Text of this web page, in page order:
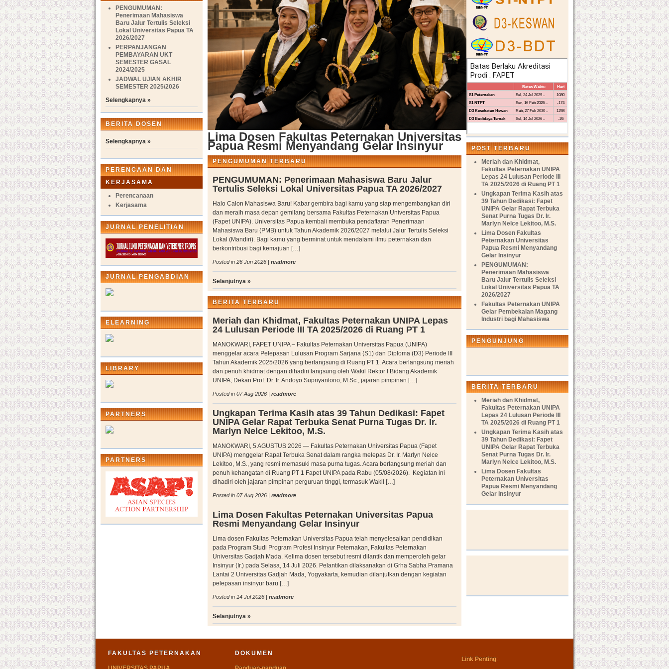
PENGUMUMAN:
Penerimaan Mahasiswa
Baru Jalur Tertulis Seleksi
Lokal Universitas Papua TA
2026/2027
PERPANJANGAN
PEMBAYARAN UKT
SEMESTER GASAL
2024/2025
JADWAL UJIAN AKHIR
SEMESTER 2025/2026
Selengkapnya »
BERITA DOSEN
Selengkapnya »
PERENCAAN DAN
KERJASAMA
Perencanaan
Kerjasama
JURNAL PENELITIAN
JURNAL PENGABDIAN
ELEARNING
LIBRARY
PARTNERS
PARTNERS
Lima Dosen Fakultas Peternakan Universitas
Papua Resmi Menyandang Gelar Insinyur
PENGUMUMAN TERBARU
PENGUMUMAN: Penerimaan Mahasiswa Baru Jalur
Tertulis Seleksi Lokal Universitas Papua TA 2026/2027
Halo Calon Mahasiswa Baru! Kabar gembira bagi kamu yang siap mengembangkan diri
dan meraih masa depan gemilang bersama Fakultas Peternakan Universitas Papua
(Fapet UNIPA). Universitas Papua kembali membuka pendaftaran Penerimaan
Mahasiswa Baru (PMB) untuk Tahun Akademik 2026/2027 melalui Jalur Tertulis Seleksi
Lokal (Mandiri). Bagi kamu yang berminat untuk mendalami ilmu peternakan dan
berkontribusi bagi kemajuan […]
Posted in 26 Jun 2026 | readmore
Selanjutnya »
BERITA TERBARU
Meriah dan Khidmat, Fakultas Peternakan UNIPA Lepas
24 Lulusan Periode III TA 2025/2026 di Ruang PT 1
MANOKWARI, FAPET UNIPA – Fakultas Peternakan Universitas Papua (UNIPA)
menggelar acara Pelepasan Lulusan Program Sarjana (S1) dan Diploma (D3) Periode III
Tahun Akademik 2025/2026 yang berlangsung di Ruang PT 1. Acara berlangsung meriah
dan penuh khidmat dengan dihadiri langsung oleh Wakil Rektor I Bidang Akademik
UNIPA, Dekan Prof. Dr. Ir. Andoyo Supriyantono, M.Sc., jajaran pimpinan […]
Posted in 07 Aug 2026 | readmore
Ungkapan Terima Kasih atas 39 Tahun Dedikasi: Fapet
UNIPA Gelar Rapat Terbuka Senat Purna Tugas Dr. Ir.
Marlyn Nelce Lekitoo, M.S.
MANOKWARI, 5 AGUSTUS 2026 — Fakultas Peternakan Universitas Papua (Fapet
UNIPA) menggelar Rapat Terbuka Senat dalam rangka melepas Dr. Ir. Marlyn Nelce
Lekitoo, M.S., yang resmi memasuki masa purna tugas. Acara berlangsung meriah dan
penuh kehangatan di Ruang PT 1 Fapet UNIPA pada Rabu (05/08/2026). Kegiatan ini
dihadiri oleh jajaran pimpinan perguruan tinggi, termasuk Wakil […]
Posted in 07 Aug 2026 | readmore
Lima Dosen Fakultas Peternakan Universitas Papua
Resmi Menyandang Gelar Insinyur
Lima dosen Fakultas Peternakan Universitas Papua telah menyelesaikan pendidikan
pada Program Studi Program Profesi Insinyur Peternakan, Fakultas Peternakan
Universitas Gadjah Mada. Kelima dosen tersebut resmi dilantik dan memperoleh gelar
Insinyur (Ir.) pada Selasa, 14 Juli 2026. Pelantikan dilaksanakan di Grha Sabha Pramana
Lantai 2 Universitas Gadjah Mada, Yogyakarta, kemudian dilanjutkan dengan kegiatan
pelepasan insinyur baru […]
Posted in 14 Jul 2026 | readmore
Selanjutnya »
POST TERBARU
Meriah dan Khidmat,
Fakultas Peternakan UNIPA
Lepas 24 Lulusan Periode III
TA 2025/2026 di Ruang PT 1
Ungkapan Terima Kasih atas
39 Tahun Dedikasi: Fapet
UNIPA Gelar Rapat Terbuka
Senat Purna Tugas Dr. Ir.
Marlyn Nelce Lekitoo, M.S.
Lima Dosen Fakultas
Peternakan Universitas
Papua Resmi Menyandang
Gelar Insinyur
PENGUMUMAN:
Penerimaan Mahasiswa
Baru Jalur Tertulis Seleksi
Lokal Universitas Papua TA
2026/2027
Fakultas Peternakan UNIPA
Gelar Pembekalan Magang
Industri bagi Mahasiswa
PENGUNJUNG
BERITA TERBARU
Meriah dan Khidmat,
Fakultas Peternakan UNIPA
Lepas 24 Lulusan Periode III
TA 2025/2026 di Ruang PT 1
Ungkapan Terima Kasih atas
39 Tahun Dedikasi: Fapet
UNIPA Gelar Rapat Terbuka
Senat Purna Tugas Dr. Ir.
Marlyn Nelce Lekitoo, M.S.
Lima Dosen Fakultas
Peternakan Universitas
Papua Resmi Menyandang
Gelar Insinyur
FAKULTAS PETERNAKAN DOKUMEN
Link Penting: